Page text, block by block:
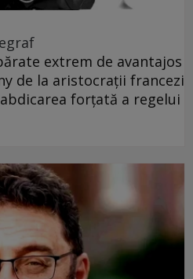
extrem de avantajos
de la aristocrații francezi
forțată a regelui